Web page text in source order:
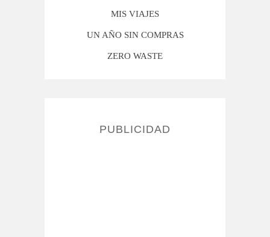
MIS VIAJES
UN AÑO SIN COMPRAS
ZERO WASTE
PUBLICIDAD